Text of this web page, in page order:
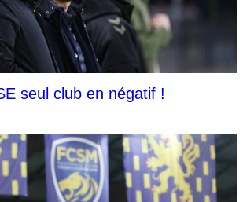
seul club en négatif !